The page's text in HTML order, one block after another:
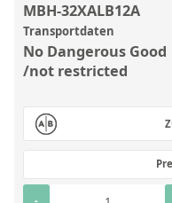
Anorganische wässrige
Organische Analyten |
Metallstandards | Setting
Kundenspezifische
Pharmazeutische und
MBH-32XALB12A
Transportdaten
No Dangerous Good
/not restricted